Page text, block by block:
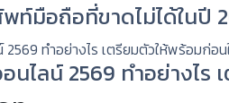
ท์มือถือที่ขาดไม่ได้ในปี
นไลน์ 2569 ทำอย่างไร